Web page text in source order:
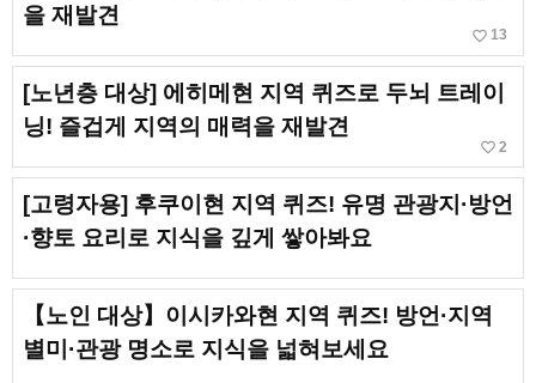
을 재발견
favorite_border 13
[노년층 대상] 에히메현 지역 퀴즈로 두뇌 트레이
닝! 즐겁게 지역의 매력을 재발견
favorite_border 2
[고령자용] 후쿠이현 지역 퀴즈! 유명 관광지·방언
·향토 요리로 지식을 깊게 쌓아봐요
【노인 대상】이시카와현 지역 퀴즈! 방언·지역
별미·관광 명소로 지식을 넓혀보세요